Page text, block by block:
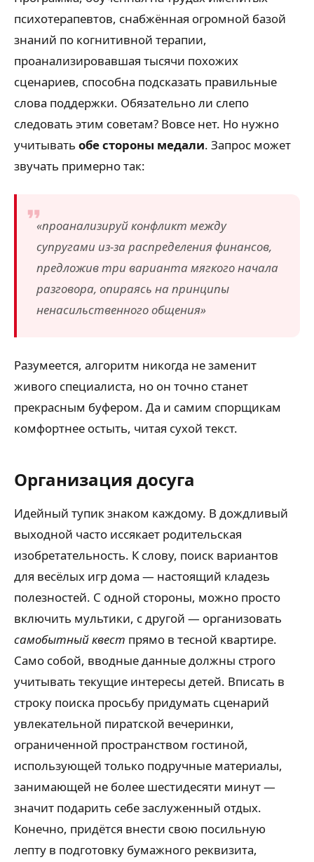
психотерапевтов, снабжённая огромной базой
знаний по когнитивной терапии,
проанализировавшая тысячи похожих
сценариев, способна подсказать правильные
слова поддержки. Обязательно ли слепо
следовать этим советам? Вовсе нет. Но нужно
учитывать обе стороны медали. Запрос может
звучать примерно так:
«проанализируй конфликт между
супругами из-за распределения финансов,
предложив три варианта мягкого начала
разговора, опираясь на принципы
ненасильственного общения»
Разумеется, алгоритм никогда не заменит
живого специалиста, но он точно станет
прекрасным буфером. Да и самим спорщикам
комфортнее остыть, читая сухой текст.
Организация досуга
Идейный тупик знаком каждому. В дождливый
выходной часто иссякает родительская
изобретательность. К слову, поиск вариантов
для весёлых игр дома — настоящий кладезь
полезностей. С одной стороны, можно просто
включить мультики, с другой — организовать
самобытный квест прямо в тесной квартире.
Само собой, вводные данные должны строго
учитывать текущие интересы детей. Вписать в
строку поиска просьбу придумать сценарий
увлекательной пиратской вечеринки,
ограниченной пространством гостиной,
использующей только подручные материалы,
занимающей не более шестидесяти минут —
значит подарить себе заслуженный отдых.
Конечно, придётся внести свою посильную
лепту в подготовку бумажного реквизита,